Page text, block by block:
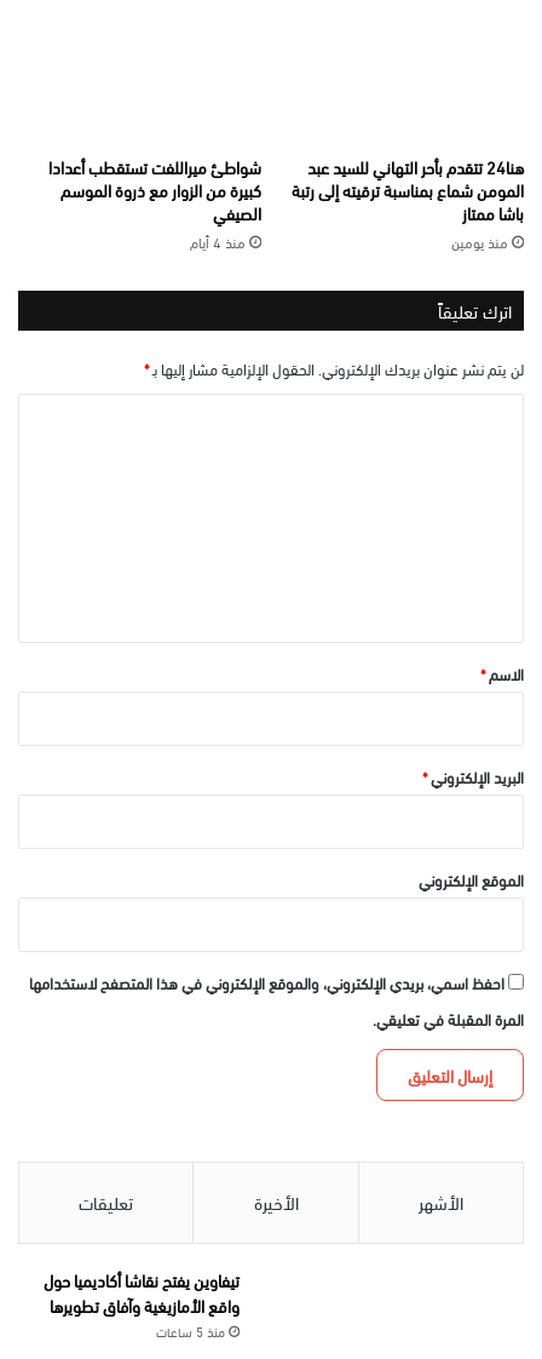
هنا24 تتقدم بأحر التهاني للسيد عبد
المومن شماع بمناسبة ترقيته إلى رتبة
باشا ممتاز
منذ يومين
شواطئ ميراللفت تستقطب أعدادا
كبيرة من الزوار مع ذروة الموسم
الصيفي
منذ 4 أيام
اترك تعليقاً
لن يتم نشر عنوان بريدك الإلكتروني. الحقول الإلزامية مشار إليها بـ*
*الاسم*
البريد الإلكتروني*
الموقع الإلكتروني
احفظ اسمي، بريدي الإلكتروني، والموقع الإلكتروني في هذا المتصفح لاستخدامها
المرة المقبلة في تعليقي.
الأشهر الأخيرة تعليقات
تيفاوين يفتح نقاشا أكاديميا حول
واقع الأمازيغية وآفاق تطويرها
منذ 5 ساعات